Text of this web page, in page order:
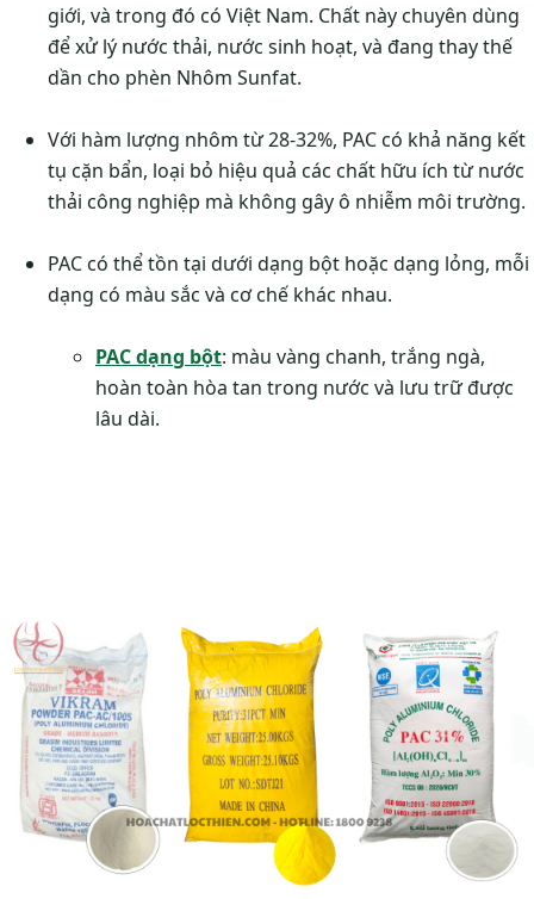
giới, và trong đó có Việt Nam. Chất này chuyên dùng
để xử lý nước thải, nước sinh hoạt, và đang thay thế
dần cho phèn Nhôm Sunfat.
Với hàm lượng nhôm từ 28-32%, PAC có khả năng kết
tụ cặn bẩn, loại bỏ hiệu quả các chất hữu ích từ nước
thải công nghiệp mà không gây ô nhiễm môi trường.
PAC có thể tồn tại dưới dạng bột hoặc dạng lỏng, mỗi
dạng có màu sắc và cơ chế khác nhau.
PAC dạng bột: màu vàng chanh, trắng ngà,
hoàn toàn hòa tan trong nước và lưu trữ được
lâu dài.